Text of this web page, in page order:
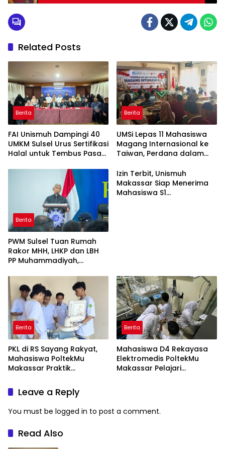
Related Posts
Berita
FAI Unismuh Dampingi 40
UMKM Sulsel Urus Sertifikasi
Halal untuk Tembus Pasar
Berita
UMSi Lepas 11 Mahasiswa
Magang Internasional ke
Taiwan, Perdana dalam
Berita
PWM Sulsel Tuan Rumah
Rakor MHH, LHKP dan LBH
PP Muhammadiyah,
dan Kebijakan Publik
Izin Terbit, Unismuh
Makassar Siap Menerima
Mahasiswa S1
Berita
PKL di RS Sayang Rakyat,
Mahasiswa PoltekMu
Makassar Praktik
Berita
Mahasiswa D4 Rekayasa
Elektromedis PoltekMu
Makassar Pelajari
Leave a Reply
You must be logged in to post a comment.
Read Also